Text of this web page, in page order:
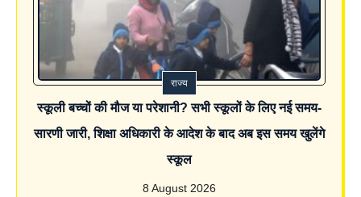
राज्य
स्कूली बच्चों की मौज या परेशानी? सभी स्कूलों के लिए नई समय-
सारणी जारी, शिक्षा अधिकारी के आदेश के बाद अब इस समय खुलेंगे
स्कूल
8 August 2026